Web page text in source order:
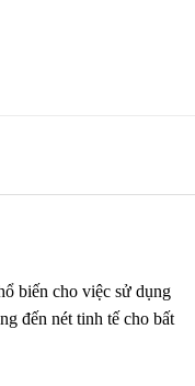
biến cho việc sử dụng
đến nét tinh tế cho bất